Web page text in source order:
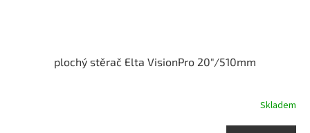
plochý stěrač Elta VisionPro 20"/510mm
Skladem